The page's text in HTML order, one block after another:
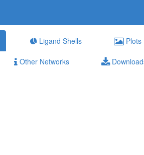
Ligand Shells Plots
Other Networks